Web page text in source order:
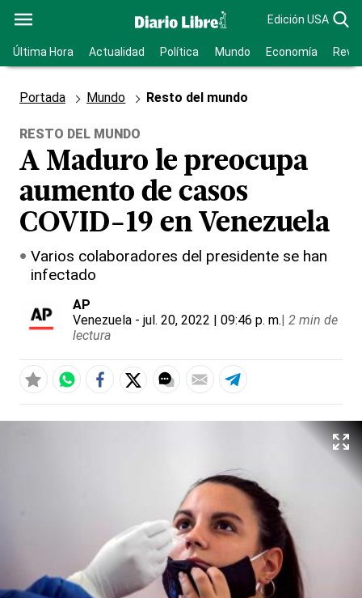
Edición USA
Última Hora Actualidad Política Mundo Economía
Portada Mundo Resto del mundo
RESTO DEL MUNDO
A Maduro le preocupa
aumento de casos
COVID-19 en Venezuela
Varios colaboradores del presidente se han
infectado
AP
Venezuela - jul. 20, 2022 | 09:46 p. m.| 2 min de
lectura